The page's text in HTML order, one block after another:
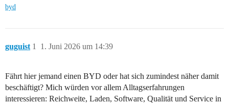
byd
guguist 1. Juni 2026 um 14:39
1
Fährt hier jemand einen BYD oder hat sich zumindest näher damit
beschäftigt? Mich würden vor allem Alltagserfahrungen
interessieren: Reichweite, Laden, Software, Qualität und Service in